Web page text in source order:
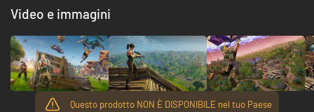
Questo prodotto NON È DISPONIBILE nel tuo Paese
Video e immagini